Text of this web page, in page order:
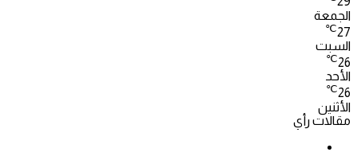
الجمعة
27
℃
السبت
26
℃
الأحد
26
℃
الأثنين
مقالات رأي